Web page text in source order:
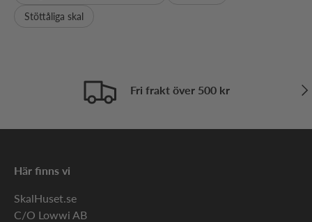
Stöttåliga skal
Fri frakt över 500 kr
Här finns vi
SkalHuset.se
C/O Lowwi AB